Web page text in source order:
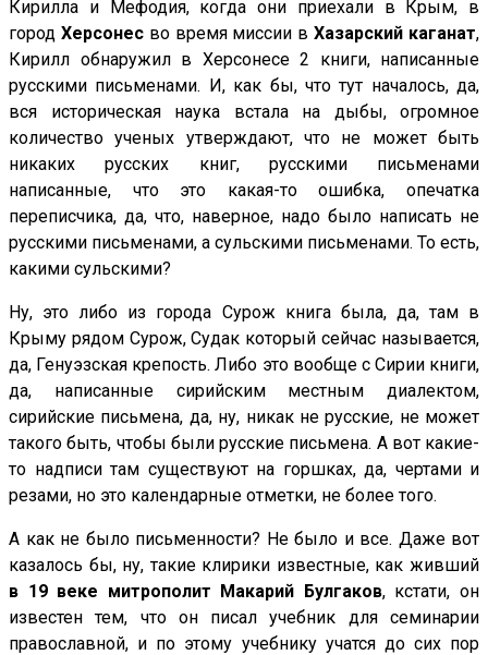
Кирилла и Мефодия, когда они приехали в Крым, в
город Херсонесво время миссии вХазарский каганат,
Кирилл обнаружил в Херсонесе 2 книги, написанные
русскими письменами. И, как бы, что тут началось, да,
вся историческая наука встала на дыбы, огромное
количество ученых утверждают, что не может быть
никаких русских книг, русскими письменами
написанные, что это какая-то ошибка, опечатка
переписчика, да, что, наверное, надо было написать не
русскими письменами, а сульскими письменами. То есть,
какими сульскими?
Ну, это либо из города Сурож книга была, да, там в
Крыму рядом Сурож, Судак который сейчас называется,
да, Генуэзская крепость. Либо это вообще с Сирии книги,
да, написанные сирийским местным диалектом,
сирийские письмена, да, ну, никак не русские, не может
такого быть, чтобы были русские письмена. А вот какие-
то надписи там существуют на горшках, да, чертами и
резами, но это календарные отметки, не более того.
А как не было письменности? Не было и все. Даже вот
казалось бы, ну, такие клирики известные, как живший
в 19 веке митрополит Макарий Булгаков, кстати, он
известен тем, что он писал учебник для семинарии
православной, и по этому учебнику учатся до сих пор